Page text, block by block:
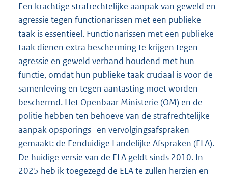
Een krachtige strafrechtelijke aanpak van geweld en
agressie tegen functionarissen met een publieke
taak is essentieel. Functionarissen met een publieke
taak dienen extra bescherming te krijgen tegen
agressie en geweld verband houdend met hun
functie, omdat hun publieke taak cruciaal is voor de
samenleving en tegen aantasting moet worden
beschermd. Het Openbaar Ministerie (OM) en de
politie hebben ten behoeve van de strafrechtelijke
aanpak opsporings- en vervolgingsafspraken
gemaakt: de Eenduidige Landelijke Afspraken (ELA).
De huidige versie van de ELA geldt sinds 2010. In
2025 heb ik toegezegd de ELA te zullen herzien en